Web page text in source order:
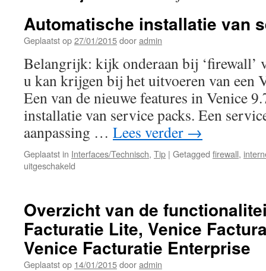
Automatische installatie van
Geplaatst op27/01/2015dooradmin
Belangrijk: kijk onderaan bij ‘firewall’
u kan krijgen bij het uitvoeren van een
Een van de nieuwe features in Venice
installatie van service packs. Een
aanpassing … Lees verder →
Geplaatst in Interfaces/Technisch, Tip | Getagged firewall,
uitgeschakeld
service
packs
Overzicht van de
Facturatie Lite, Venice
Venice Facturatie Enterprise
Geplaatst op 14/01/2015dooradmin